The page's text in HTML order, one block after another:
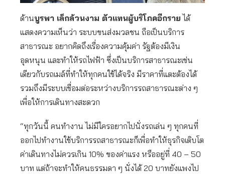
ด้านบูรพา เล็กล้วนงาม ตัวแทนผู้บริโภคอีกราย ได้
แสดงความเห็นว่า ระบบขนส่งมวลชน ถือเป็นบริการ
สาธารณะ อยากคิดถึงเรื่องความคุ้มค่า รัฐต้องมีเงิน
อุดหนุน และทำให้รถไฟฟ้า ซึ่งเป็นบริการสาธารณะเช่น
เดียวกับรถเมล์ที่ทำให้ทุกคนใช้ได้จริง มีราคาที่แตะต้องได้
รวมถึงมีระบบเชื่อมต่อระหว่างบริการรถสาธารณะต่าง ๆ
เพื่อให้การเดินทางสะดวก
“ทุกวันนี้ คนทำงาน ไม่มีใครอยากไปนั่งรถเล่น ๆ ทุกคนที่
ออกไปทำงานใช้บริการรถสาธารณะก็เพื่อทำให้ธุรกิจเติบโต
ค่าเดินทางไม่ควรเกิน 10% ของค่าแรง หรืออยู่ที่ 40 – 50
บาท แต่ถ้าจะทำให้คนธรรมดา ๆ นั่งได้ 20 บาทยังแพงไป